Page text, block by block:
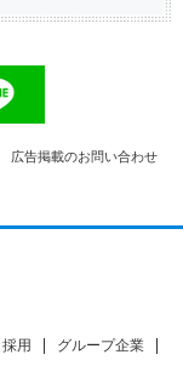
広告掲載のお問い合わせ
採用 グループ企業